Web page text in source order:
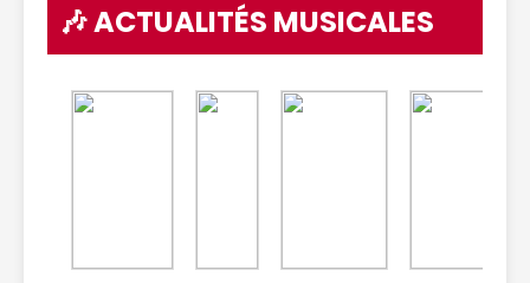
🎶 ACTUALITÉS MUSICALES